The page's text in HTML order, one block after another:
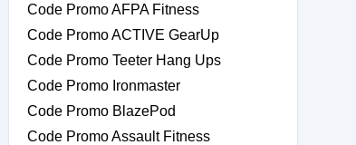
Code Promo AFPA Fitness
Code Promo ACTIVE GearUp
Code Promo Teeter Hang Ups
Code Promo Ironmaster
Code Promo BlazePod
Code Promo Assault Fitness